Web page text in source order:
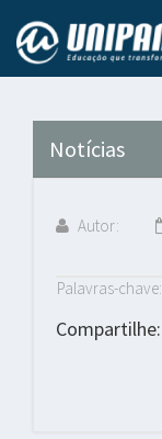
Notícias
Autor:
Palavras-chave:
Compartilhe: